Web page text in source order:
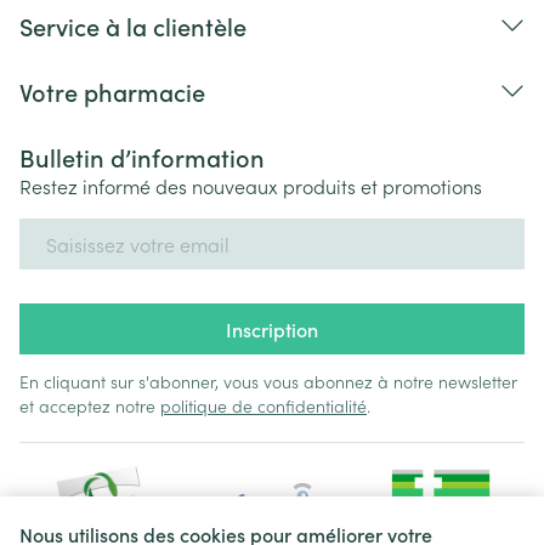
Nous utilisons des cookies pour améliorer votre
Service à la clientèle
Votre pharmacie
Bulletin d’information
Restez informé des nouveaux produits et promotions
Inscription
En cliquant sur s'abonner, vous vous abonnez à notre newsletter
et acceptez notre politique de confidentialité.